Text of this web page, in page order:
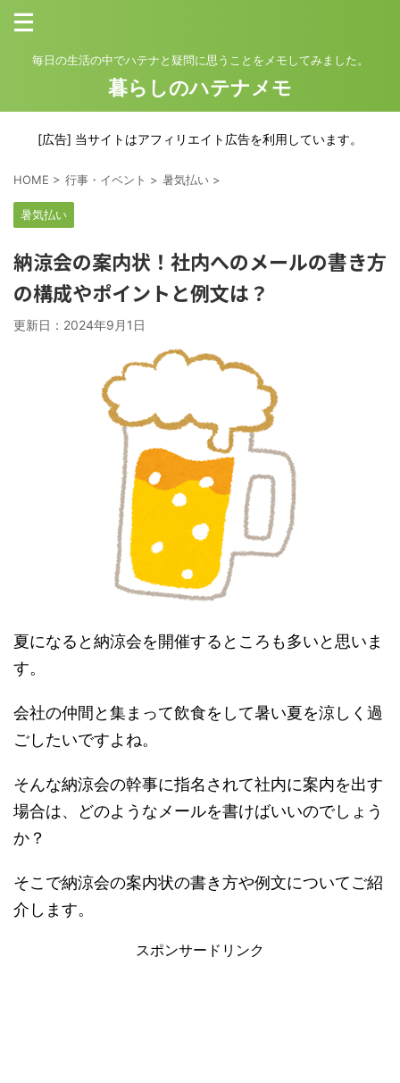
毎日の生活の中でハテナと疑問に思うことをメモしてみました。
暮らしのハテナメモ
[広告] 当サイトはアフィリエイト広告を利用しています。
HOME > 行事・イベント > 暑気払い >
暑気払い
納涼会の案内状！社内へのメールの書き方
の構成やポイントと例文は？
更新日： 2024年9月1日
夏になると納涼会を開催するところも多いと思いま
す。
会社の仲間と集まって飲食をして暑い夏を涼しく過
ごしたいですよね。
そんな納涼会の幹事に指名されて社内に案内を出す
場合は、どのようなメールを書けばいいのでしょう
か？
そこで納涼会の案内状の書き方や例文についてご紹
介します。
スポンサードリンク